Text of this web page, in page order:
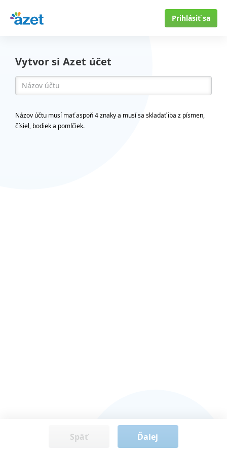
Prihlásiť sa
Vytvor si Azet účet
Názov účtu musí mať aspoň 4 znaky a musí sa skladať iba z písmen,
čísiel, bodiek a pomlčiek.